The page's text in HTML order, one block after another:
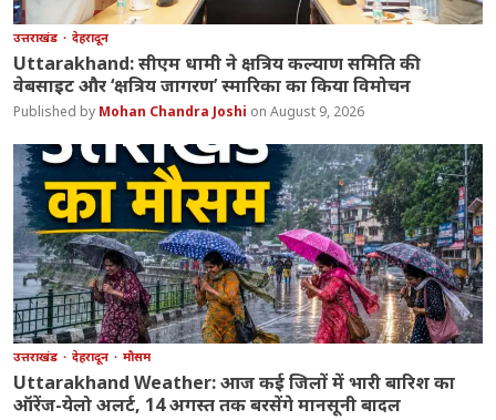
उत्तराखंड देहरादून
Uttarakhand: सीएम धामी ने क्षत्रिय कल्याण समिति की
वेबसाइट और ‘क्षत्रिय जागरण’ स्मारिका का किया विमोचन
Mohan Chandra Joshi August 9, 2026
उत्तराखंड देहरादून मौसम
Uttarakhand Weather: आज कई जिलों में भारी बारिश का
ऑरेंज-येलो अलर्ट, 14 अगस्त तक बरसेंगे मानसूनी बादल